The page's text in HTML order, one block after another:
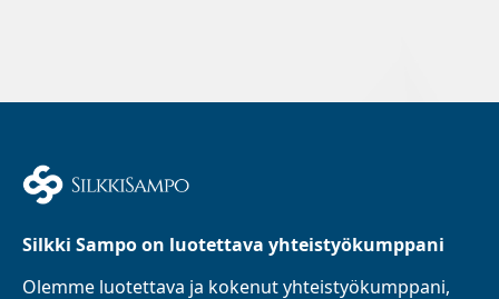
Silkki Sampo on luotettava yhteistyökumppani
Olemme luotettava ja kokenut yhteistyökumppani,